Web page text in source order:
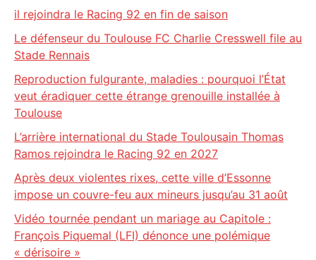
il rejoindra le Racing 92 en fin de saison
Le défenseur du Toulouse FC Charlie Cresswell file au
Stade Rennais
Reproduction fulgurante, maladies : pourquoi l’État
veut éradiquer cette étrange grenouille installée à
Toulouse
L’arrière international du Stade Toulousain Thomas
Ramos rejoindra le Racing 92 en 2027
Après deux violentes rixes, cette ville d’Essonne
impose un couvre-feu aux mineurs jusqu’au 31 août
Vidéo tournée pendant un mariage au Capitole :
François Piquemal (LFI) dénonce une polémique
« dérisoire »